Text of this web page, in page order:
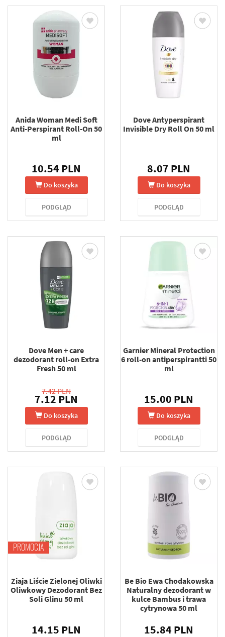
Anida Woman Medi Soft
Anti-Perspirant Roll-On 50
ml
10.54 PLN
Do koszyka
PODGLĄD
Dove Antyperspirant
Invisible Dry Roll On 50 ml
8.07 PLN
Do koszyka
PODGLĄD
Dove Men + care
dezodorant roll-on Extra
Fresh 50 ml
7.42 PLN
7.12 PLN
Do koszyka
PODGLĄD
Garnier Mineral Protection
6 roll-on antiperspirantti 50
ml
15.00 PLN
Do koszyka
PODGLĄD
PROMOCJA
Ziaja Liście Zielonej Oliwki
Oliwkowy Dezodorant Bez
Soli Glinu 50 ml
14.15 PLN
Be Bio Ewa Chodakowska
Naturalny dezodorant w
kulce Bambus i trawa
cytrynowa 50 ml
15.84 PLN